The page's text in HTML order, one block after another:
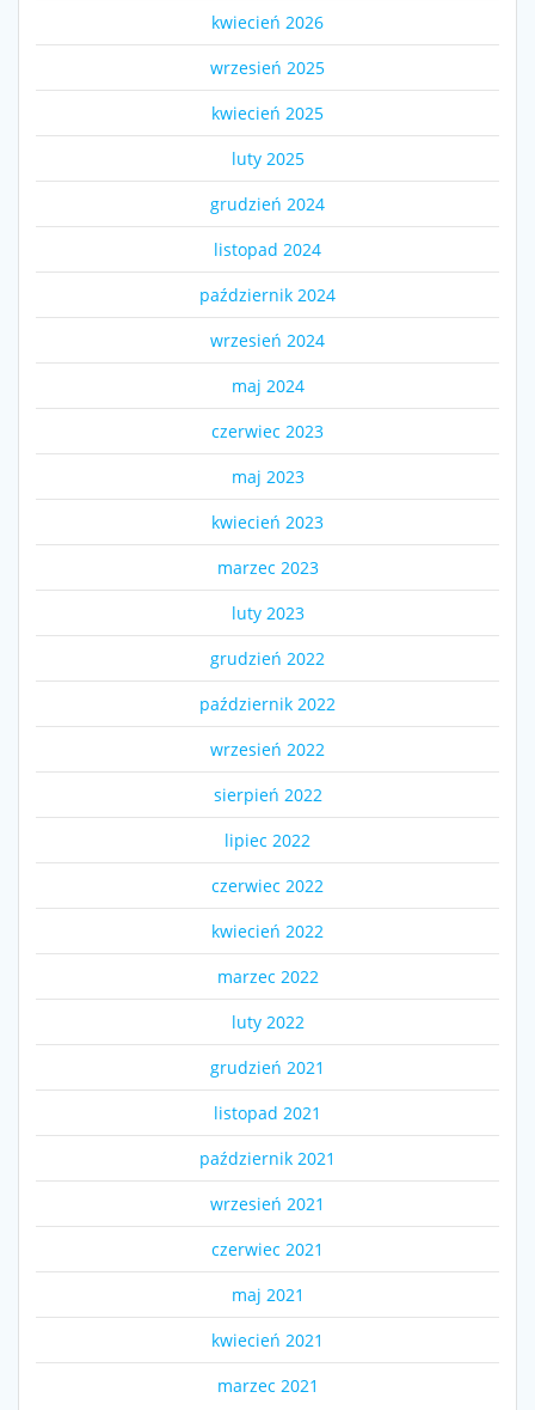
kwiecień 2026
wrzesień 2025
kwiecień 2025
luty 2025
grudzień 2024
listopad 2024
październik 2024
wrzesień 2024
maj 2024
czerwiec 2023
maj 2023
kwiecień 2023
marzec 2023
luty 2023
grudzień 2022
październik 2022
wrzesień 2022
sierpień 2022
lipiec 2022
czerwiec 2022
kwiecień 2022
marzec 2022
luty 2022
grudzień 2021
listopad 2021
październik 2021
wrzesień 2021
czerwiec 2021
maj 2021
kwiecień 2021
marzec 2021